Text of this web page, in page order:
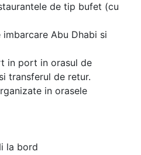
de tip bufet (cu
Abu Dhabi si
in port in orasul de
transferul de retur.
in orasele
la bord